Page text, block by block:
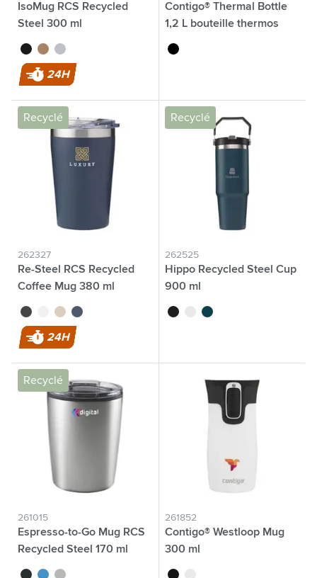
IsoMug RCS Recycled
Steel 300 ml
noir cuivre clair
argenté
24H
Contigo® Thermal Bottle
1,2 L bouteille thermos
noir
Recyclé
262327
Re-Steel RCS Recycled
Coffee Mug 380 ml
noir blancbeigebleu foncé
24H
Recyclé
262525
Hippo Recycled Steel Cup
900 ml
noir blancbleu
Recyclé
261015
Espresso-to-Go Mug RCS
Recycled Steel 170 ml
noir bleu argenté
261852
Contigo® Westloop Mug
300 ml
noir